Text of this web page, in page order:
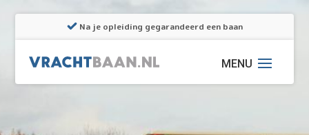
Na je opleiding gegarandeerd een baan